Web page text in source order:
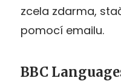
zcela zdarma,
pomocí emailu.
BBC